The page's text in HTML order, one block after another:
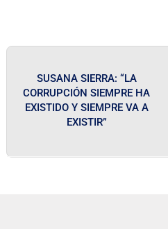
SUSANA SIERRA: “LA
CORRUPCIÓN SIEMPRE HA
EXISTIDO Y SIEMPRE VA A
EXISTIR”